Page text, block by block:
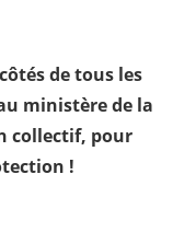
de tous les
ministère de la
collectif, pour
!